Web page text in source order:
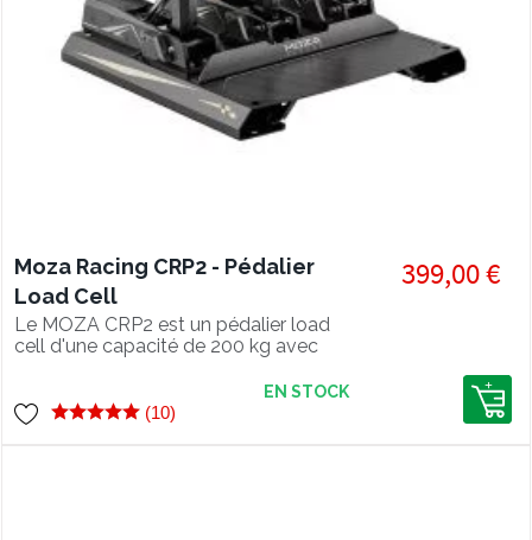
Moza Racing CRP2 - Pédalier
Load Cell
Le MOZA CRP2 est un pédalier load
cell d'une capacité de 200 kg avec
399,00 €
(10)
EN STOCK